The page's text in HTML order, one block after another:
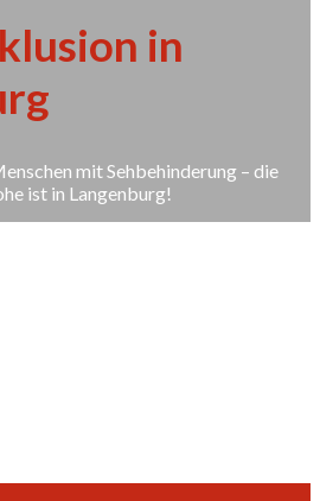
in
mit Sehbehinderung – die
ist in Langenburg!